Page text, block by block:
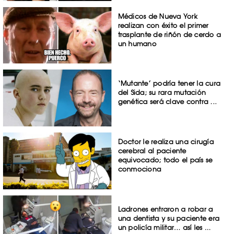
Médicos de Nueva York
realizan con éxito el primer
trasplante de riñón de cerdo a
un humano
‘Mutante’ podría tener la cura
del Sida; su rara mutación
genética será clave contra ...
Doctor le realiza una cirugía
cerebral al paciente
equivocado; todo el país se
conmociona
Ladrones entraron a robar a
una dentista y su paciente era
un policía militar… así les ...